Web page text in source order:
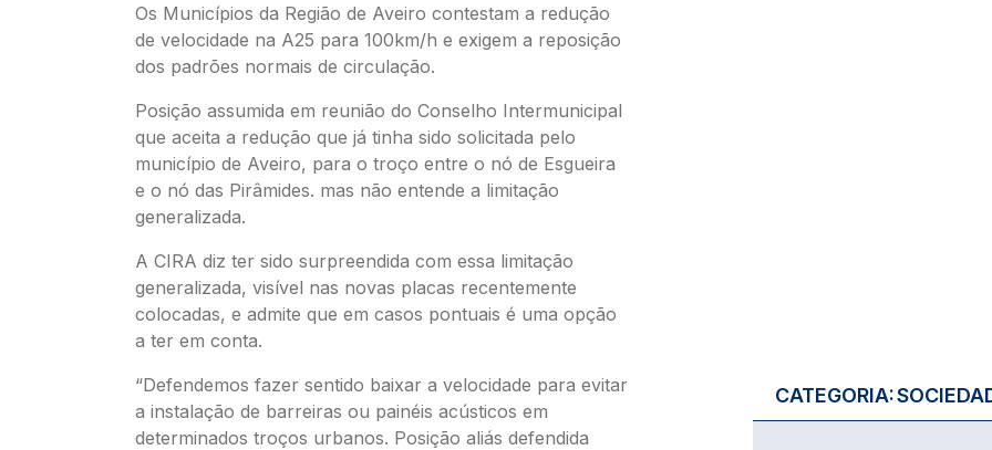
Os Municípios da Região de Aveiro contestam a redução
de velocidade na A25 para 100km/h e exigem a reposição
dos padrões normais de circulação.
Posição assumida em reunião do Conselho Intermunicipal
que aceita a redução que já tinha sido solicitada pelo
município de Aveiro, para o troço entre o nó de Esgueira
e o nó das Pirâmides. mas não entende a limitação
generalizada.
A CIRA diz ter sido surpreendida com essa limitação
generalizada, visível nas novas placas recentemente
colocadas, e admite que em casos pontuais é uma opção
a ter em conta.
“Defendemos fazer sentido baixar a velocidade para evitar
a instalação de barreiras ou painéis acústicos em
determinados troços urbanos. Posição aliás defendida
CATEGORIA: